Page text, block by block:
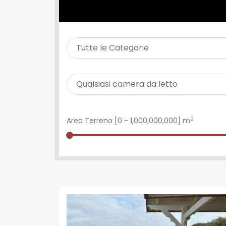
Area Terreno [ 0 - 1,000,000,000 ] m2